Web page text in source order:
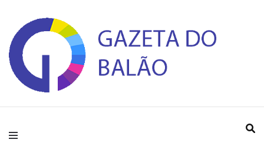
Gazeta do Balao